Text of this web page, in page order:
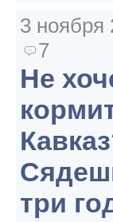
3 ноября
7
Не
три